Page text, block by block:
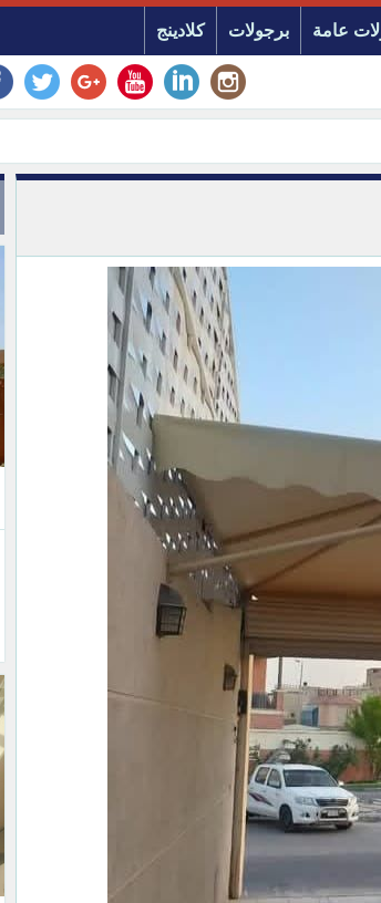
عامة برجولات كلادينج